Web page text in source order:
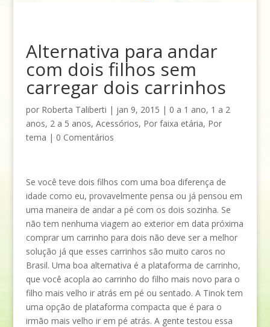
Alternativa para andar
com dois filhos sem
carregar dois carrinhos
por Roberta Taliberti | jan 9, 2015 | 0 a 1 ano, 1 a 2
anos, 2 a 5 anos, Acessórios, Por faixa etária, Por
tema | 0 Comentários
Se você teve dois filhos com uma boa diferença de
idade como eu, provavelmente pensa ou já pensou em
uma maneira de andar a pé com os dois sozinha. Se
não tem nenhuma viagem ao exterior em data próxima
comprar um carrinho para dois não deve ser a melhor
solução já que esses carrinhos são muito caros no
Brasil. Uma boa alternativa é a plataforma de carrinho,
que você acopla ao carrinho do filho mais novo para o
filho mais velho ir atrás em pé ou sentado. A Tinok tem
uma opção de plataforma compacta que é para o
irmão mais velho ir em pé atrás. A gente testou essa